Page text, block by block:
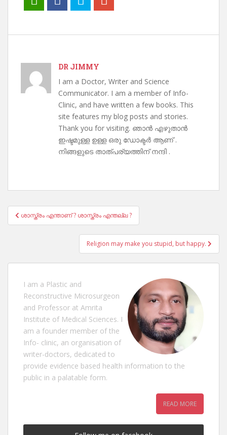
DR JIMMY
I am a Doctor, Writer and Science
Communicator. I am a member of Info-
Clinic, and have written a few books. This
site features my blog posts and stories.
Thank you for visiting. ഞാൻ എഴുതാൻ
ഇഷ്ടമുള്ള ഉള്ള ഒരു ഡോക്ടർ ആണ് .
നിങ്ങളുടെ താത്പര്യത്തിന് നന്ദി .
Post
navigation
ശാസ്ത്രം എന്താണ് ? ശാസ്ത്രം എന്തല്ല ?
Religion may make you stupid, but happy.
I am a Plastic and
Reconstructive Microsurgeon
and Professor at Amrita
Institute of Medical Sciences. I
am a founder member of the
Info- clinic, an organisation of
writer-doctors, dedicated to
provide evidence based health information to the
public in a palatable form.
READ MORE